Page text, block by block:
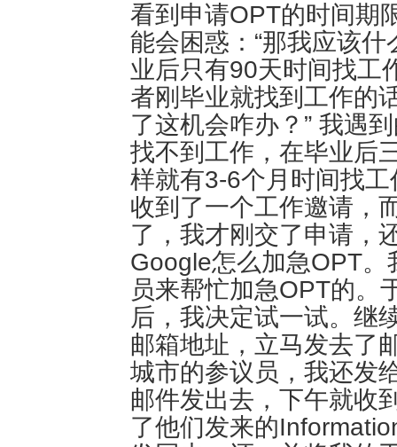
看到申请OPT的时间期
能会困惑：“那我应该
业后只有90天时间找工
者刚毕业就找到工作的
了这机会咋办？” 我遇
找不到工作，在毕业后
样就有3-6个月时间找
收到了一个工作邀请，
了，我才刚交了申请，
Google怎么加急OPT
员来帮忙加急OPT的。
后，我决定试一试。继
邮箱地址，立马发去了
城市的参议员，我还发
邮件发出去，下午就收
了他们发来的